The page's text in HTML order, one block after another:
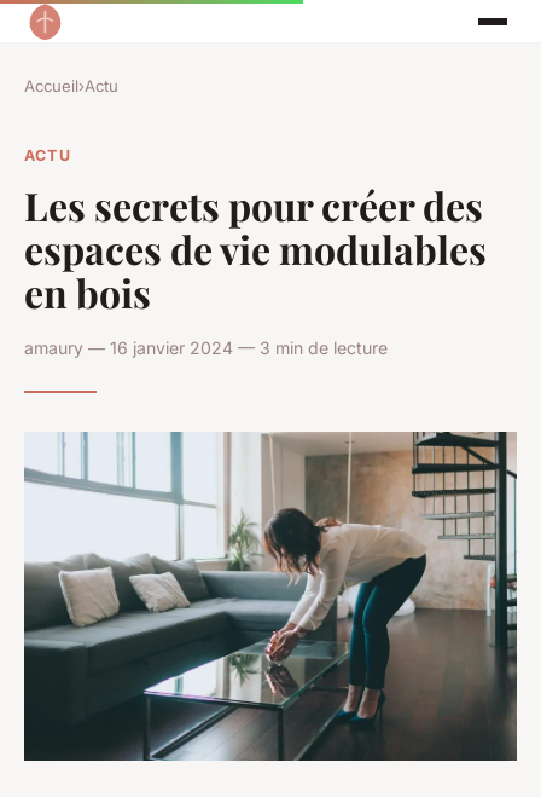
Accueil›Actu
ACTU
Les secrets pour créer des
espaces de vie modulables
en bois
amaury — 16 janvier 2024 — 3 min de lecture